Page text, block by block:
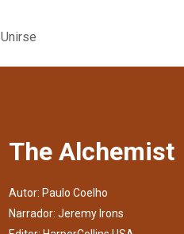
Unirse
The Alchemist
Autor: Paulo Coelho
Narrador: Jeremy Irons